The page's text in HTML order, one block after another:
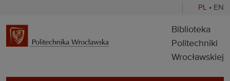
PL • EN
Biblioteka
Biblioteka
Politechniki
Wrocławskiej